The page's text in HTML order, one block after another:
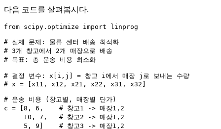
다음 코드를 살펴봅시다.
from scipy.optimize import linprog
# 실제 문제: 물류 센터 배송 최적화
# 3개 창고에서 2개 매장으로 배송
# 목표: 총 운송 비용 최소화
# 결정 변수: x[i,j] = 창고 i에서 매장 j로 보내는 수량
# x = [x11, x12, x21, x22, x31, x32]
# 운송 비용 (창고별, 매장별 단가)
c = [8 , 6 , # 창고1 -> 매장1,2
10 , 7 , # 창고2 -> 매장1,2
5 , 9 ] # 창고3 -> 매장1,2